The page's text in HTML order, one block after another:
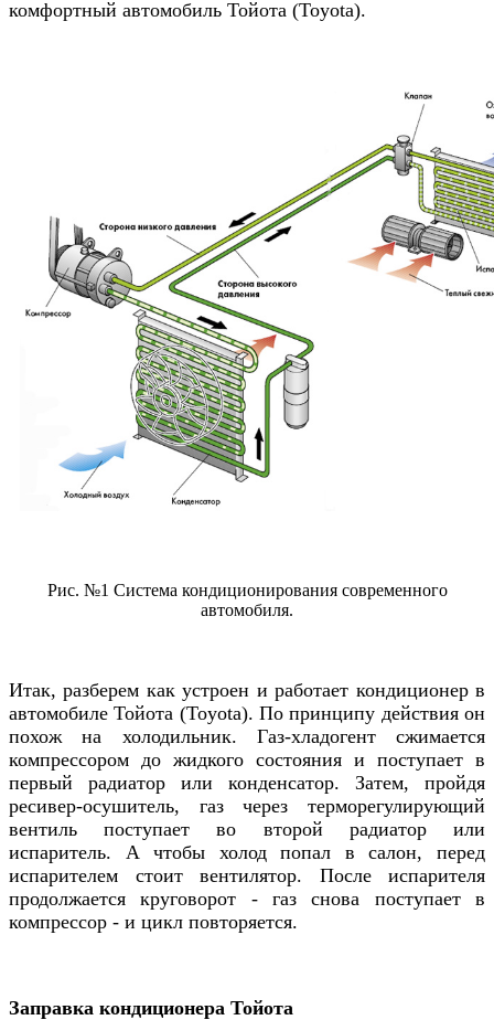
комфортный автомобиль Тойота (Toyota).
Рис. №1 Система кондиционирования современного
автомобиля.
Итак, разберем как устроен и работает кондиционер в
автомобиле Тойота (Toyota). По принципу действия он
похож на холодильник. Газ-хладогент сжимается
компрессором до жидкого состояния и поступает в
первый радиатор или конденсатор. Затем, пройдя
ресивер-осушитель, газ через терморегулирующий
вентиль поступает во второй радиатор или
испаритель. А чтобы холод попал в салон, перед
испарителем стоит вентилятор. После испарителя
продолжается круговорот - газ снова поступает в
компрессор - и цикл повторяется.
Заправка кондиционера Тойота